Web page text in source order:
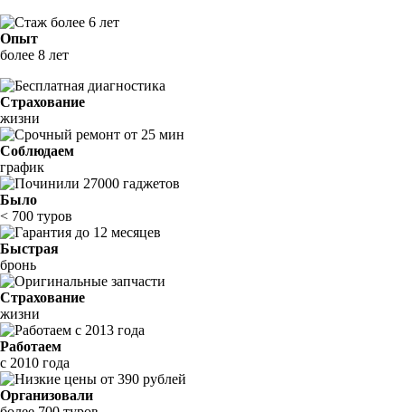
Опыт
более 8 лет
Страхование
жизни
Соблюдаем
график
Было
< 700 туров
Быстрая
бронь
Страхование
жизни
Работаем
с 2010 года
Организовали